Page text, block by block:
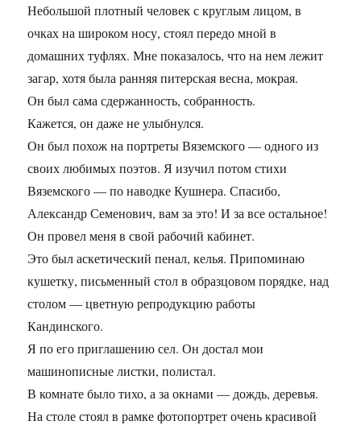
Небольшой плотный человек с круглым лицом, в
очках на широком носу, стоял передо мной в
домашних туфлях. Мне показалось, что на нем лежит
загар, хотя была ранняя питерская весна, мокрая.
Он был сама сдержанность, собранность.
Кажется, он даже не улыбнулся.
Он был похож на портреты Вяземского — одного из
своих любимых поэтов. Я изучил потом стихи
Вяземского — по наводке Кушнера. Спасибо,
Александр Семенович, вам за это! И за все остальное!
Он провел меня в свой рабочий кабинет.
Это был аскетический пенал, келья. Припоминаю
кушетку, письменный стол в образцовом порядке, над
столом — цветную репродукцию работы
Кандинского.
Я по его приглашению сел. Он достал мои
машинописные листки, полистал.
В комнате было тихо, а за окнами — дождь, деревья.
На столе стоял в рамке фотопортрет очень красивой